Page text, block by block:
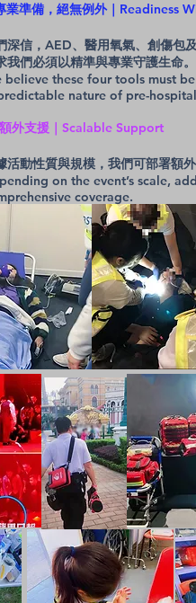
業準備，絕無例外｜Readiness
深信，AED、醫用氧氣、創傷包
我們必須以精準與專業守護生命。
believe these four tools must
nature of pre-
外支援｜Scalable Support
活動性質與規模，我們可部署額
on the event’s scale,
coverage.